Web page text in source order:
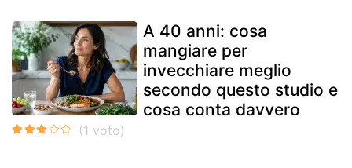
A 40 anni: cosa
mangiare per
invecchiare meglio
secondo questo studio e
cosa conta davvero